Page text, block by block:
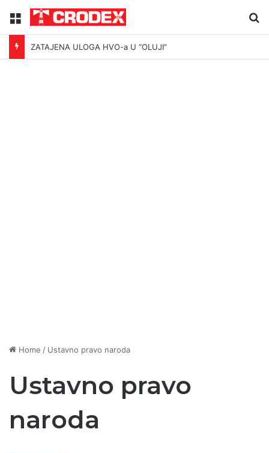
Menu
ZATAJENA ULOGA HVO-a U “OLUJI”
Home / Ustavno pravo naroda
Ustavno pravo
naroda